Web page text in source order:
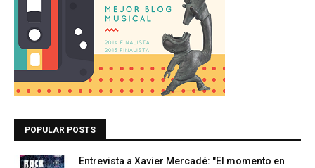
POPULAR POSTS
Entrevista a Xavier Mercadé: "El momento en